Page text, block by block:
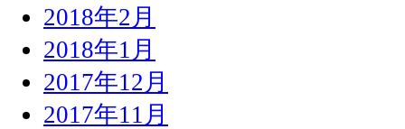
2018年2月
2018年1月
2017年12月
2017年11月